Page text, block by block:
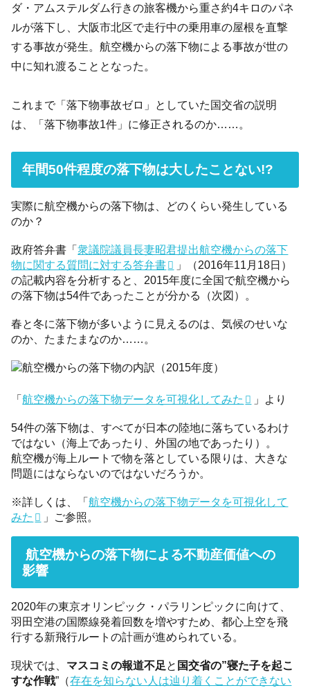
ダ・アムステルダム行きの旅客機から重さ約4キロのパネ
ルが落下し、大阪市北区で走行中の乗用車の屋根を直撃
する事故が発生。航空機からの落下物による事故が世の
中に知れ渡ることとなった。
これまで「落下物事故ゼロ」としていた国交省の説明
は、「落下物事故1件」に修正されるのか……。
年間50件程度の落下物は大したことない!?
実際に航空機からの落下物は、どのくらい発生している
のか？
政府答弁書「衆議院議員長妻昭君提出航空機からの落下
物に関する質問に対する答弁書
」（2016年11月18日）
の記載内容を分析すると、2015年度に全国で航空機から
の落下物は54件であったことが分かる（次図）。
春と冬に落下物が多いように見えるのは、気候のせいな
のか、たまたまなのか……。
「航空機からの落下物データを可視化してみた 」より
54件の落下物は、すべてが日本の陸地に落ちているわけ
ではない（海上であったり、外国の地であったり）。
航空機が海上ルートで物を落としている限りは、大きな
問題にはならないのではないだろうか。
※詳しくは、「航空機からの落下物データを可視化して
みた
」ご参照。
航空機からの落下物による不動産価値への
影響
2020年の東京オリンピック・パラリンピックに向けて、
羽田空港の国際線発着回数を増やすため、都心上空を飛
行する新飛行ルートの計画が進められている。
現状では、 マスコミの報道不足と 国交省の”寝た子を起こ
すな作戦”（存在を知らない人は辿り着くことができない